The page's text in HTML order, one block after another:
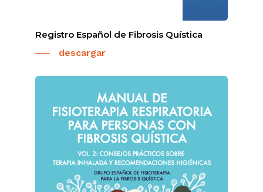
Registro Español de Fibrosis Quística
descargar